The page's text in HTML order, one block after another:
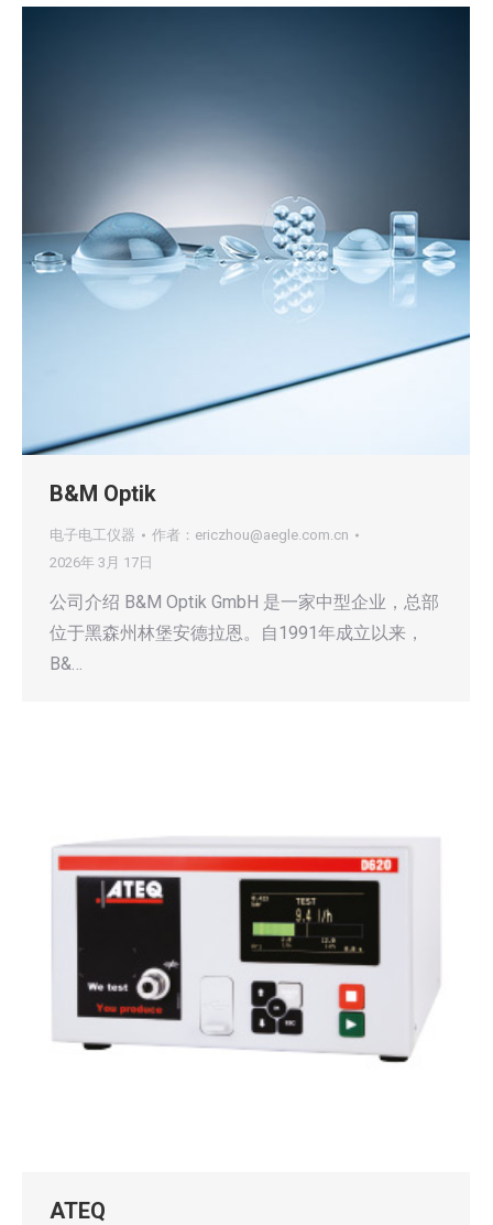
B&M Optik
电子电工仪器 作者： ericzhou@aegle.com.cn
2026年 3月 17日
公司介绍 B&M Optik GmbH 是一家中型企业，总部
位于黑森州林堡安德拉恩。自1991年成立以来，
B&…
ATEQ